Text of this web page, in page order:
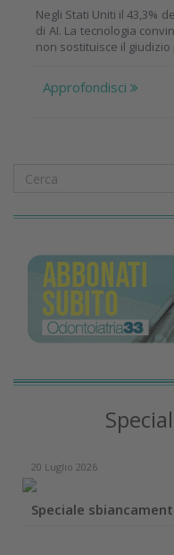
Negli Stati Uniti il 43,3%
di AI. La tecnologia
non sostituisce il
Approfondisci
20 Luglio 2026
Speciale